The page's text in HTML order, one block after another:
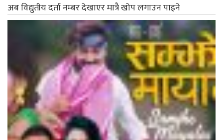
अब विद्युतीय दर्ता नम्बर देखाएर मात्रै खोप लगाउन पाइने